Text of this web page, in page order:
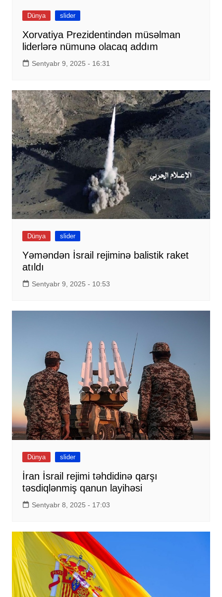
Dünya slider
Xorvatiya Prezidentindən müsəlman
liderlərə nümunə olacaq addım
Sentyabr 9, 2025 - 16:31
Dünya slider
Yəməndən İsrail rejiminə balistik raket
atıldı
Sentyabr 9, 2025 - 10:53
Dünya slider
İran İsrail rejimi təhdidinə qarşı
təsdiqlənmiş qanun layihəsi
Sentyabr 8, 2025 - 17:03